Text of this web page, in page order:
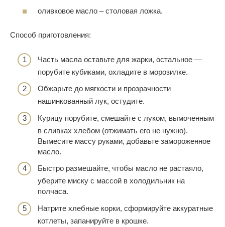
оливковое масло – столовая ложка.
Способ приготовления:
Часть масла оставьте для жарки, остальное —
порубите кубиками, охладите в морозилке.
Обжарьте до мягкости и прозрачности
нашинкованный лук, остудите.
Курицу порубите, смешайте с луком, вымоченным
в сливках хлебом (отжимать его не нужно).
Вымесите массу руками, добавьте замороженное
масло.
Быстро размешайте, чтобы масло не растаяло,
уберите миску с массой в холодильник на
полчаса.
Натрите хлебные корки, сформируйте аккуратные
котлеты, запанируйте в крошке.